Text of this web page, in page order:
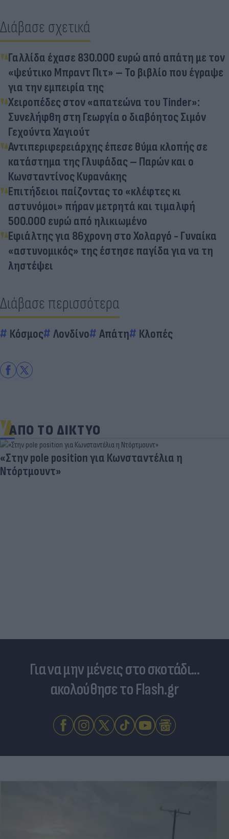
Διάβασε σχετικά
Γαλλίδα έχασε 830.000 ευρώ από απάτη με τον
«ψεύτικο Μπραντ Πιτ» – Το βιβλίο που έγραψε
για την εμπειρία της
Χειροπέδες στον «απατεώνα του Tinder»:
Συνελήφθη στη Γεωργία ο διαβόητος Σιμόν
Γεχούντα Χαγιούτ
Αντιπεριφερειάρχης έπεσε θύμα κλοπής σε
κατάστημα της Γλυφάδας – Παρών και ο
Κωνσταντίνος Κυρανάκης
Επιτήδειοι παίζοντας το «κλέφτες κι
αστυνόμοι» πήραν μετρητά και τιμαλφή
500.000 ευρώ από ηλικιωμένο
Εφιάλτης για 86χρονη στο Χολαργό - Γυναίκα
«αστυνομικός» της έστησε παγίδα για να τη
ληστέψει
Διάβασε περισσότερα
Κόσμος Λονδίνο Απάτη Κλοπές
ΑΠΟ ΤΟ ΔΙΚΤΥΟ
«Στην pole position για Κωνσταντέλια η
Ντόρτμουντ»
Για να μην μένεις στο σκοτάδι...
ακολούθησε το Flash.gr